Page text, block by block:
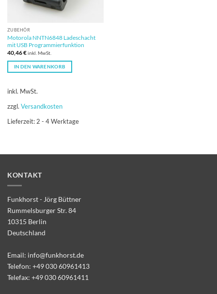
ZUBEHÖR
Motorola NNTN6848 Ladeschacht
mit USB Programmierfunktion
40,46€inkl. MwSt.
IN DEN WARENKORB
inkl. MwSt.
zzgl. Versandkosten
Lieferzeit:2 - 4 Werktage
KONTAKT
Funkhorst - Jörg Büttner
Rummelsburger Str. 84
10315 Berlin
Deutschland
Email: info@funkhorst.de
Telefon: +49 030 60961413
Telefax: +49 030 60961411